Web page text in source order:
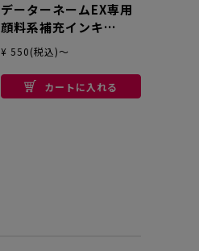
データーネームEX専用
顔料系補充インキ
0.2ml×5
¥ 550(税込)～
カートに入れる